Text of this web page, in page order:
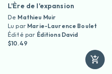
L'Ère de l'expansion
De Mathieu Muir
Lu par Marie-Laurence Boulet
Édité par Éditions David
$10.49